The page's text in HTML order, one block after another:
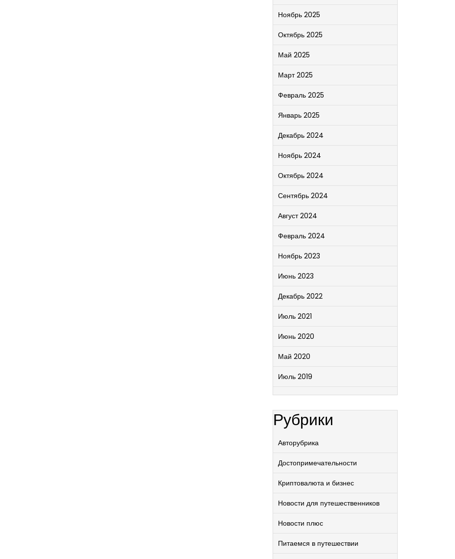
Ноябрь 2025
Октябрь 2025
Май 2025
Март 2025
Февраль 2025
Январь 2025
Декабрь 2024
Ноябрь 2024
Октябрь 2024
Сентябрь 2024
Август 2024
Февраль 2024
Ноябрь 2023
Июнь 2023
Декабрь 2022
Июль 2021
Июнь 2020
Май 2020
Июль 2019
Рубрики
Авторубрика
Достопримечательности
Криптовалюта и бизнес
Новости для путешественников
Новости плюс
Питаемся в путешествии